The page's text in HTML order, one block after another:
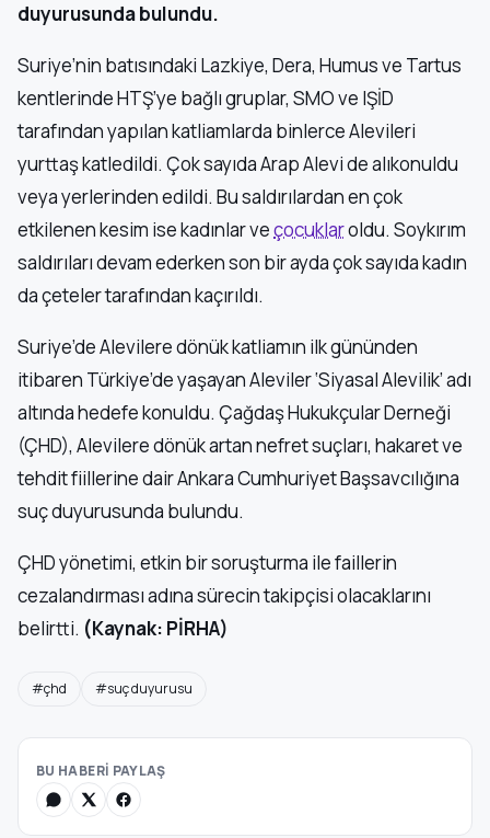
duyurusunda bulundu.
Suriye’nin batısındaki Lazkiye, Dera, Humus ve Tartus
kentlerinde HTŞ’ye bağlı gruplar, SMO ve IŞİD
tarafından yapılan katliamlarda binlerce Alevileri
yurttaş katledildi. Çok sayıda Arap Alevi de alıkonuldu
veya yerlerinden edildi. Bu saldırılardan en çok
etkilenen kesim ise kadınlar veçocuklaroldu. Soykırım
saldırıları devam ederken son bir ayda çok sayıda kadın
da çeteler tarafından kaçırıldı.
Suriye’de Alevilere dönük katliamın ilk gününden
itibaren Türkiye’de yaşayan Aleviler ‘Siyasal Alevilik’ adı
altında hedefe konuldu. Çağdaş Hukukçular Derneği
(ÇHD), Alevilere dönük artan nefret suçları, hakaret ve
tehdit fiillerine dair Ankara Cumhuriyet Başsavcılığına
suç duyurusunda bulundu.
ÇHD yönetimi, etkin bir soruşturma ile faillerin
cezalandırması adına sürecin takipçisi olacaklarını
belirtti. (Kaynak: PİRHA)
#çhd #suç duyurusu
BU HABERİ PAYLAŞ